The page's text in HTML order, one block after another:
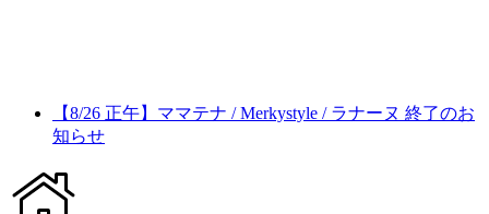
【8/26 正午】ママテナ / Merkystyle / ラナーヌ 終了のお
知らせ